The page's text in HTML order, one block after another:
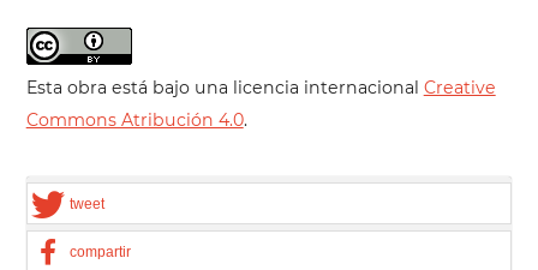
Esta obra está bajo una licencia internacional Creative
Commons Atribución 4.0.
tweet
compartir